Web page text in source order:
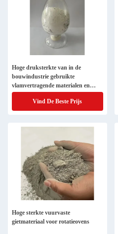
Hoge druksterkte van in de
bouwindustrie gebruikte
vlamvertragende materialen en
onzeker vuurvaste cement
Vind De Beste Prijs
Hoge sterkte vuurvaste
gietmateriaal voor rotatieovens